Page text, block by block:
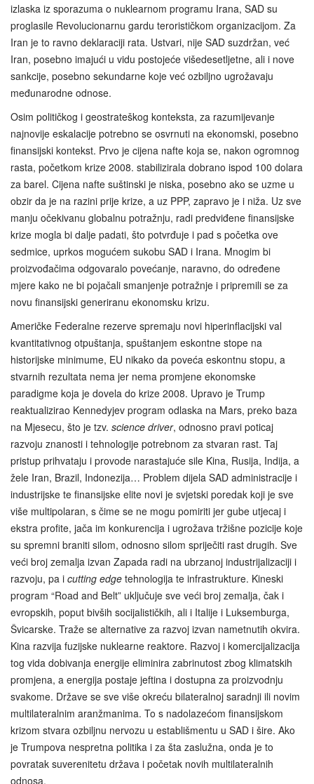
izlaska iz sporazuma o nuklearnom programu Irana, SAD su
proglasile Revolucionarnu gardu terorističkom organizacijom. Za
Iran je to ravno deklaraciji rata. Ustvari, nije SAD suzdržan, već
Iran, posebno imajući u vidu postojeće višedesetljetne, ali i nove
sankcije, posebno sekundarne koje već ozbiljno ugrožavaju
međunarodne odnose.
Osim političkog i geostrateškog konteksta, za razumijevanje
najnovije eskalacije potrebno se osvrnuti na ekonomski, posebno
finansijski kontekst. Prvo je cijena nafte koja se, nakon ogromnog
rasta, početkom krize 2008. stabilizirala dobrano ispod 100 dolara
za barel. Cijena nafte suštinski je niska, posebno ako se uzme u
obzir da je na razini prije krize, a uz PPP, zapravo je i niža. Uz sve
manju očekivanu globalnu potražnju, radi predviđene finansijske
krize mogla bi dalje padati, što potvrđuje i pad s početka ove
sedmice, uprkos mogućem sukobu SAD i Irana. Mnogim bi
proizvođačima odgovaralo povećanje, naravno, do određene
mjere kako ne bi pojačali smanjenje potražnje i pripremili se za
novu finansijski generiranu ekonomsku krizu.
Američke Federalne rezerve spremaju novi hiperinflacijski val
kvantitativnog otpuštanja, spuštanjem eskontne stope na
historijske minimume, EU nikako da poveća eskontnu stopu, a
stvarnih rezultata nema jer nema promjene ekonomske
paradigme koja je dovela do krize 2008. Upravo je Trump
reaktualizirao Kennedyjev program odlaska na Mars, preko baza
na Mjesecu, što je tzv. science driver, odnosno pravi poticaj
razvoju znanosti i tehnologije potrebnom za stvaran rast. Taj
pristup prihvataju i provode narastajuće sile Kina, Rusija, Indija, a
žele Iran, Brazil, Indonezija… Problem dijela SAD administracije i
industrijske te finansijske elite novi je svjetski poredak koji je sve
više multipolaran, s čime se ne mogu pomiriti jer gube utjecaj i
ekstra profite, jača im konkurencija i ugrožava tržišne pozicije koje
su spremni braniti silom, odnosno silom spriječiti rast drugih. Sve
veći broj zemalja izvan Zapada radi na ubrzanoj industrijalizaciji i
razvoju, pa i cutting edge tehnologija te infrastrukture. Kineski
program “Road and Belt” uključuje sve veći broj zemalja, čak i
evropskih, poput bivših socijalističkih, ali i Italije i Luksemburga,
Švicarske. Traže se alternative za razvoj izvan nametnutih okvira.
Kina razvija fuzijske nuklearne reaktore. Razvoj i komercijalizacija
tog vida dobivanja energije eliminira zabrinutost zbog klimatskih
promjena, a energija postaje jeftina i dostupna za proizvodnju
svakome. Države se sve više okreću bilateralnoj saradnji ili novim
multilateralnim aranžmanima. To s nadolazećom finansijskom
krizom stvara ozbiljnu nervozu u establišmentu u SAD i šire. Ako
je Trumpova nespretna politika i za šta zaslužna, onda je to
povratak suverenitetu država i početak novih multilateralnih
odnosa.